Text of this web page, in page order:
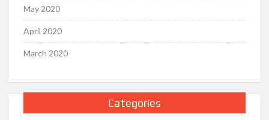
May 2020
April 2020
March 2020
Categories